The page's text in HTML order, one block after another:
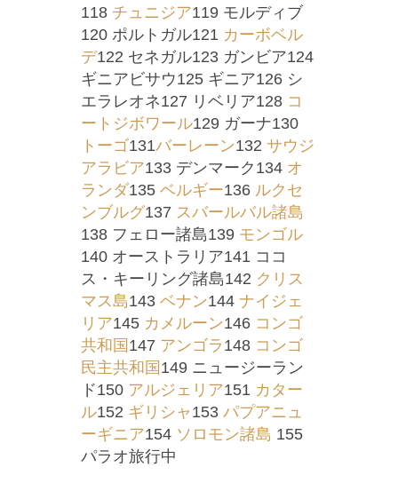
118 チュニジア119 モルディブ
120 ポルトガル121 カーボベル
デ122 セネガル123 ガンビア124
ギニアビサウ125 ギニア126 シ
エラレオネ127 リベリア128 コ
ートジボワール129 ガーナ130
トーゴ131バーレーン132サウジ
アラビア133 デンマーク134 オ
ランダ135ベルギー136 ルクセ
ンブルグ137 スバールバル諸島
138 フェロー諸島139 モンゴル
140 オーストラリア141 ココ
ス・キーリング諸島142 クリス
マス島143ベナン144ナイジェ
リア145 カメルーン146 コンゴ
共和国 147 アンゴラ 148 コンゴ
民主共和国 149 ニュージーラン
ド150 アルジェリア151 カター
ル152 ギリシャ 153パプアニュ
ーギニア154 ソロモン諸島 155
パラオ旅行中